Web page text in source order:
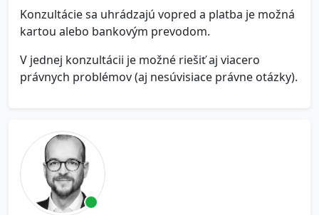
Konzultácie sa uhrádzajú vopred a platba je možná
kartou alebo bankovým prevodom.
V jednej konzultácii je možné riešiť aj viacero
právnych problémov (aj nesúvisiace právne otázky).